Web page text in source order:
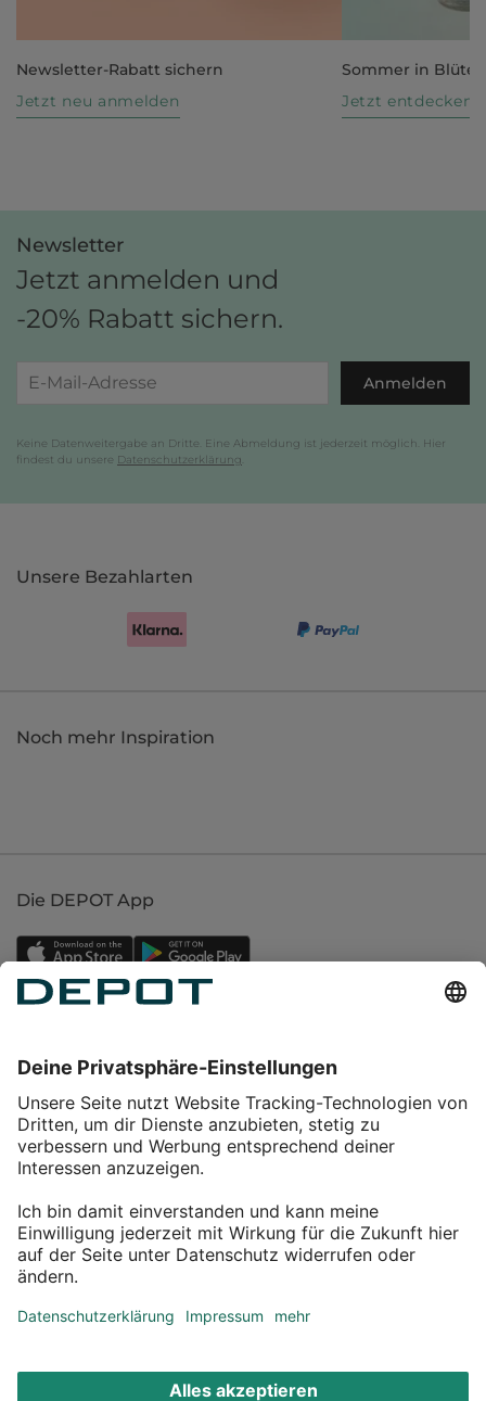
Newsletter-Rabatt sichern
Jetzt neu anmelden
Sommer in Blüte
Jetzt entdecken
Newsletter
Jetzt anmelden und
-20% Rabatt sichern.
Anmelden
Keine Datenweitergabe an Dritte. Eine Abmeldung ist jederzeit möglich. Hier
findest du unsere Datenschutzerklärung
Unsere Bezahlarten
Noch mehr Inspiration
Die DEPOT App
Service
Über DEPOT
Kontakt